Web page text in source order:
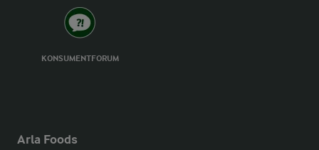
KONSUMENTFORUM
Arla Foods